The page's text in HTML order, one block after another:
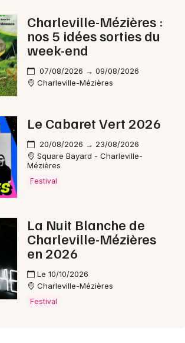
départements
Charleville-Mézières :
nos 5 idées sorties du
week-end
07/08/2026 → 09/08/2026
Charleville-Mézières
Le Cabaret Vert 2026
20/08/2026 → 23/08/2026
Square Bayard - Charleville-
Mézières
Festival
La Nuit Blanche de
Charleville-Mézières
en 2026
Le 10/10/2026
Charleville-Mézières
Festival